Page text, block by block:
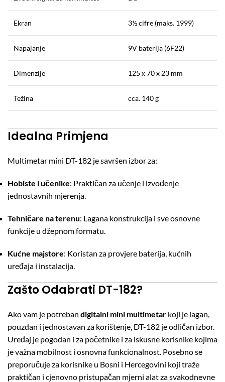
Ekran 3½ cifre (maks. 1999)
Napajanje 9V baterija (6F22)
Dimenzije 125 x 70 x 23 mm
Težina cca. 140 g
Idealna Primjena
Multimetar mini DT-182 je savršen izbor za:
Hobiste i učenike: Praktičan za učenje i izvođenje
jednostavnih mjerenja.
Tehničare na terenu: Lagana konstrukcija i sve osnovne
funkcije u džepnom formatu.
Kućne majstore: Koristan za provjere baterija, kućnih
uređaja i instalacija.
Zašto Odabrati DT-182?
Ako vam je potreban digitalni mini multimetar koji je lagan,
pouzdan i jednostavan za korištenje, DT-182 je odličan izbor.
Uređaj je pogodan i za početnike i za iskusne korisnike kojima
je važna mobilnost i osnovna funkcionalnost. Posebno se
preporučuje za korisnike u Bosni i Hercegovini koji traže
praktičan i cjenovno pristupačan mjerni alat za svakodnevne